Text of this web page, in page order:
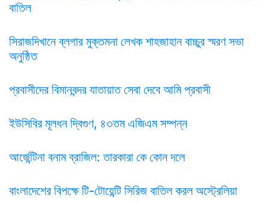
বাতিল
সিরাজদিখানে ব্লগার মুক্তমনা লেখক শাহজাহান বাচ্চুর স্মরণ সভা
অনুষ্ঠিত
প্রবাসীদের বিমানবন্দর যাতায়াত সেবা দেবে আমি প্রবাসী
ইউসিবির মূলধন দ্বিগুণ, ৪৩তম এজিএম সম্পন্ন
আর্জেন্টিনা বনাম ব্রাজিল: তারকারা কে কোন দলে
বাংলাদেশের বিপক্ষে টি-টোয়েন্টি সিরিজ বাতিল করল অস্ট্রেলিয়া